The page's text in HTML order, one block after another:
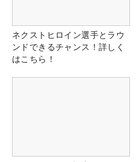
ネクストヒロイン選手とラウ
ンドできるチャンス！詳しく
はこちら！